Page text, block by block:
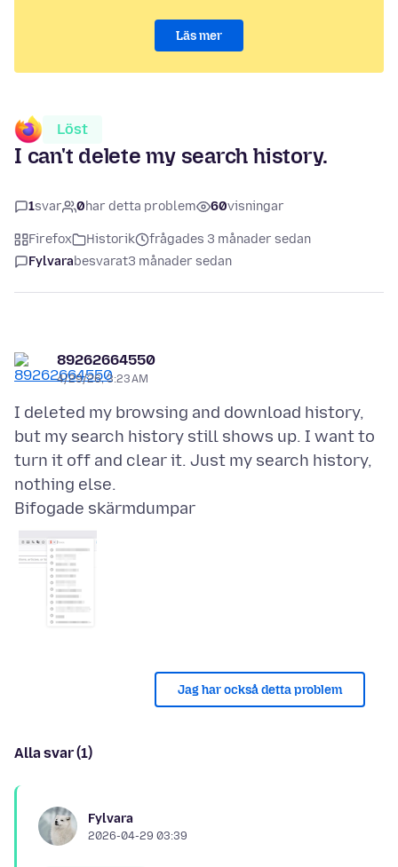
Läs mer
Löst
I can't delete my search history.
1svar 0har detta problem 60visningar
Firefox Historik
frågades 3 månader sedan
Fylvarabesvarat3 månader sedan
89262664550
4/29/26, 3:23 AM
I deleted my browsing and download history,
but my search history still shows up. I want to
turn it off and clear it. Just my search history,
Bifogade skärmdumpar
Jag har också detta problem
Alla svar (1)
Fylvara
2026-04-29 03:39